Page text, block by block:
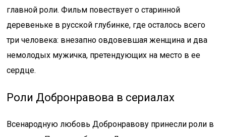
главной роли. Фильм повествует о старинной
деревеньке в русской глубинке, где осталось всего
три человека: внезапно овдовевшая женщина и два
немолодых мужичка, претендующих на место в ее
сердце.
Роли Добронравова в сериалах
Всенародную любовь Добронравову принесли роли в